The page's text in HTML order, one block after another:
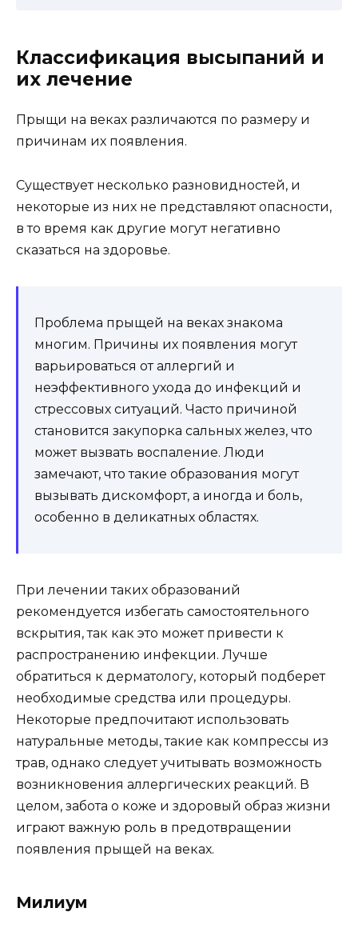
Классификация высыпаний и
их лечение
Прыщи на веках различаются по размеру и
причинам их появления.
Существует несколько разновидностей, и
некоторые из них не представляют опасности,
в то время как другие могут негативно
сказаться на здоровье.
Проблема прыщей на веках знакома
многим. Причины их появления могут
варьироваться от аллергий и
неэффективного ухода до инфекций и
стрессовых ситуаций. Часто причиной
становится закупорка сальных желез, что
может вызвать воспаление. Люди
замечают, что такие образования могут
вызывать дискомфорт, а иногда и боль,
особенно в деликатных областях.
При лечении таких образований
рекомендуется избегать самостоятельного
вскрытия, так как это может привести к
распространению инфекции. Лучше
обратиться к дерматологу, который подберет
необходимые средства или процедуры.
Некоторые предпочитают использовать
натуральные методы, такие как компрессы из
трав, однако следует учитывать возможность
возникновения аллергических реакций. В
целом, забота о коже и здоровый образ жизни
играют важную роль в предотвращении
появления прыщей на веках.
Милиум